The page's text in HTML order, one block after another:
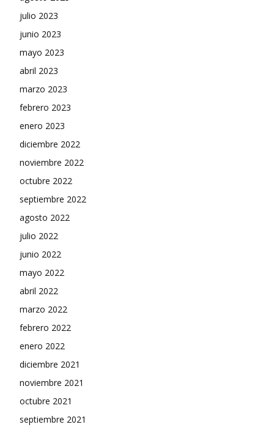
julio 2023
junio 2023
mayo 2023
abril 2023
marzo 2023
febrero 2023
enero 2023
diciembre 2022
noviembre 2022
octubre 2022
septiembre 2022
agosto 2022
julio 2022
junio 2022
mayo 2022
abril 2022
marzo 2022
febrero 2022
enero 2022
diciembre 2021
noviembre 2021
octubre 2021
septiembre 2021